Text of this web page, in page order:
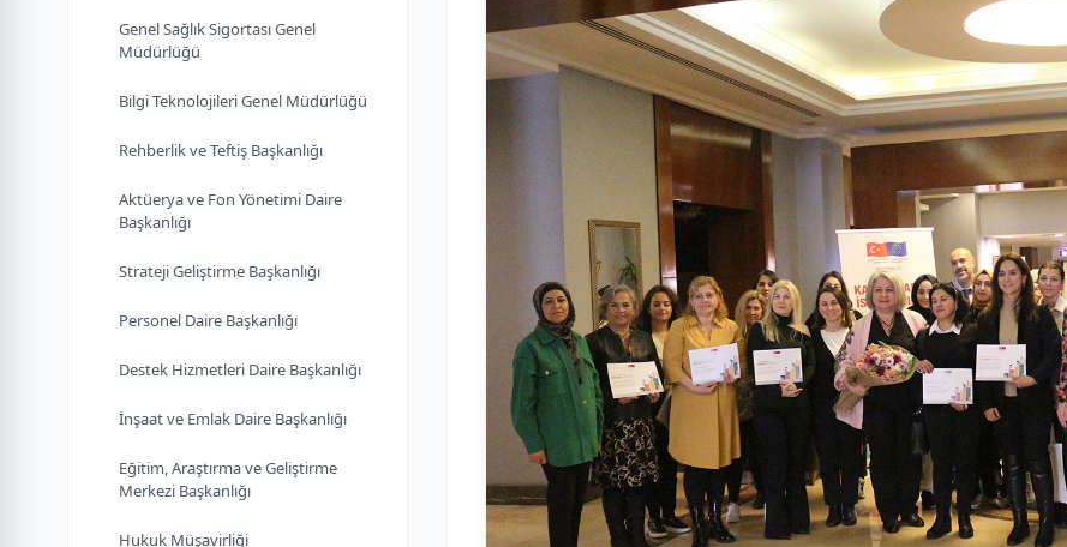
Genel Sağlık Sigortası Genel
Müdürlüğü
Bilgi Teknolojileri Genel Müdürlüğü
Rehberlik ve Teftiş Başkanlığı
Aktüerya ve Fon Yönetimi Daire
Başkanlığı
Strateji Geliştirme Başkanlığı
Personel Daire Başkanlığı
Destek Hizmetleri Daire Başkanlığı
İnşaat ve Emlak Daire Başkanlığı
Eğitim, Araştırma ve Geliştirme
Merkezi Başkanlığı
Hukuk Müşavirliği